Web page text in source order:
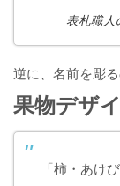
表札職人
逆に、名前を彫
果物デザ
「柿・あけ